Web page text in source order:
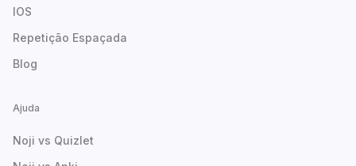
IOS
Repetição Espaçada
Blog
Ajuda
Noji vs Quizlet